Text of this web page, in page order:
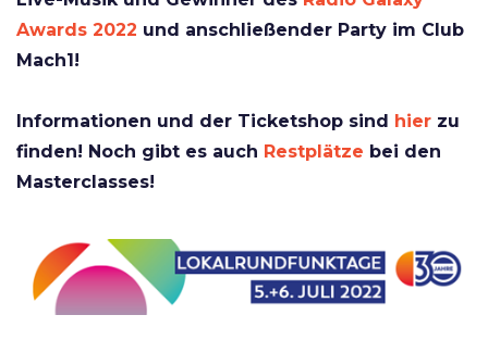
Awards 2022 und anschließender Party im Club
Mach1!
Informationen und der Ticketshop sind hier zu
finden! Noch gibt es auch Restplätze bei den
Masterclasses!